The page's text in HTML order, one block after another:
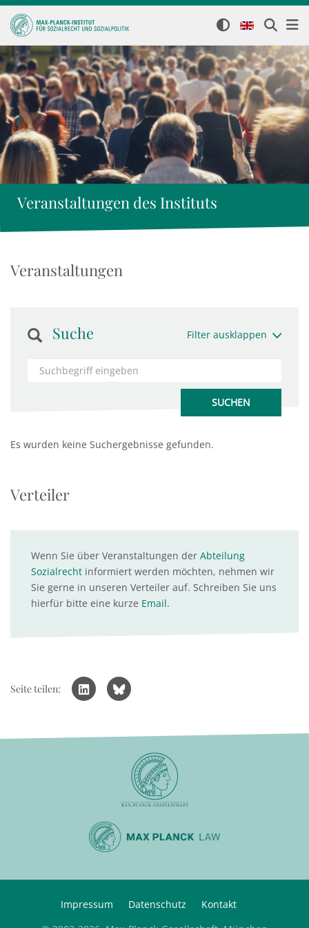
Veranstaltungen des Instituts
Veranstaltungen
Suche Filter ausklappen
Es wurden keine Suchergebnisse gefunden.
Verteiler
Wenn Sie über Veranstaltungen der Abteilung
Sozialrecht informiert werden möchten, nehmen wir
Sie gerne in unseren Verteiler auf. Schreiben Sie uns
hierfür bitte eine kurze Email.
Seite teilen:
Impressum Datenschutz
Kontakt